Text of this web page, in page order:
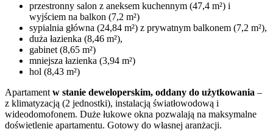
przestronny salon z aneksem kuchennym (47,4 m²) i
wyjściem na balkon (7,2 m²)
sypialnia główna (24,84 m²) z prywatnym balkonem (7,2 m²),
duża łazienka (8,46 m²),
gabinet (8,65 m²)
mniejsza łazienka (3,94 m²)
hol (8,43 m²)
Apartament w stanie deweloperskim, oddany do użytkowania –
z klimatyzacją (2 jednostki), instalacją światłowodową i
wideodomofonem. Duże łukowe okna pozwalają na maksymalne
doświetlenie apartamentu. Gotowy do własnej aranżacji.